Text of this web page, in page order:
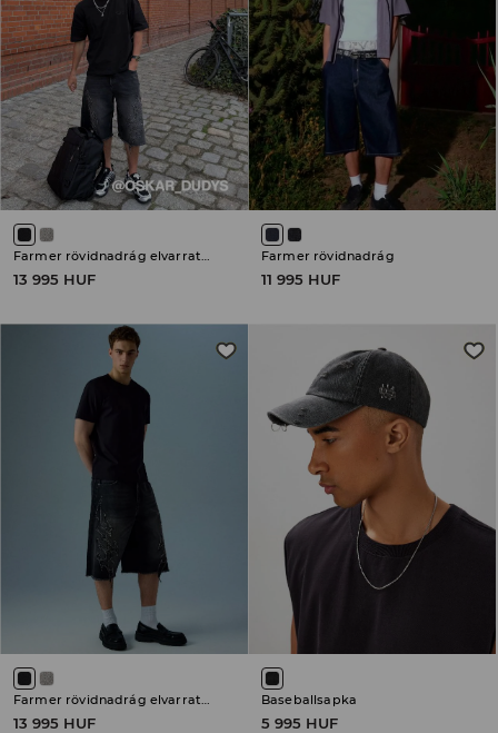
Farmer rövidnadrág elvarratlan szegéllyel
13 995 HUF
Farmer rövidnadrág
11 995 HUF
13 995 HUF
Baseballsapka
5 995 HUF